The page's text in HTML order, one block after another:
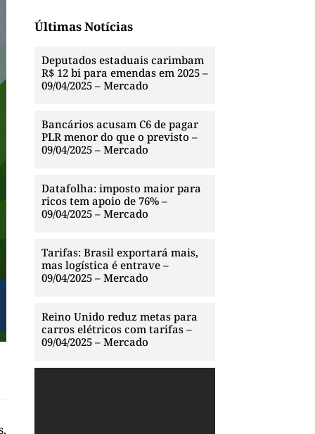
Últimas Notícias
Deputados estaduais carimbam
R$ 12 bi para emendas em 2025 –
09/04/2025 – Mercado
Bancários acusam C6 de pagar
PLR menor do que o previsto –
09/04/2025 – Mercado
Datafolha: imposto maior para
ricos tem apoio de 76% –
09/04/2025 – Mercado
Tarifas: Brasil exportará mais,
mas logística é entrave –
09/04/2025 – Mercado
Reino Unido reduz metas para
carros elétricos com tarifas –
09/04/2025 – Mercado